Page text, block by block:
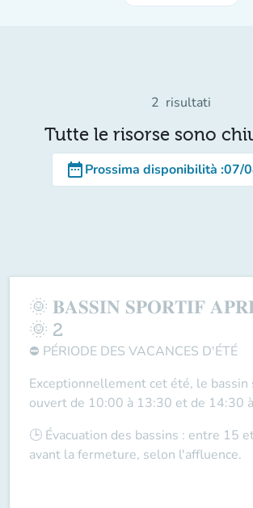
2 risultati
Tutte le risorse sono
date_rangeProssima disponibilità :07/
🌞 𝐁𝐀𝐒𝐒𝐈𝐍 𝐒𝐏𝐎𝐑𝐓𝐈𝐅
🌞 2
⛔ PÉRIODE DES VACANCES D'ÉTÉ
Exceptionnellement cet été, le
ouvert de 10:00 à 13:30 et de 14:30
🕒 Évacuation des bassins : entre 15
avant la fermeture, selon l'affluence.